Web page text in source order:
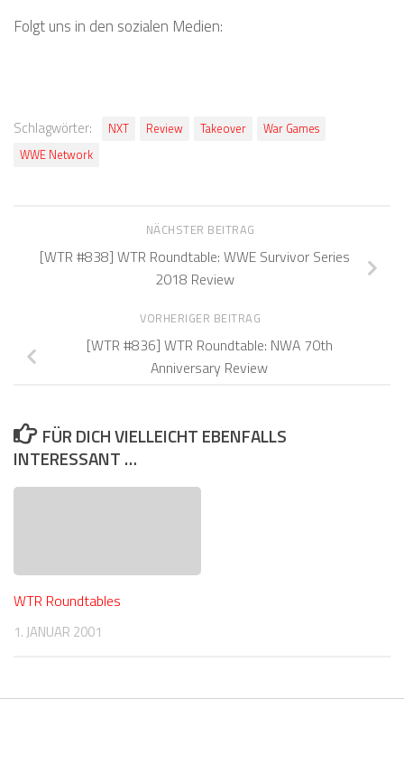
Folgt uns in den sozialen Medien:
Schlagwörter: NXT Review Takeover
War Games
WWE Network
NÄCHSTER BEITRAG
[WTR #838] WTR Roundtable: WWE Survivor Series
2018 Review
VORHERIGER BEITRAG
[WTR #836] WTR Roundtable: NWA 70th
Anniversary Review
FÜR DICH VIELLEICHT EBENFALLS
INTERESSANT …
WTR Roundtables
1. JANUAR 2001